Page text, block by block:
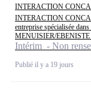
INTERACTION
INTERACTION
entreprise spécialisée
MENUISIER/EBENISTE
Intérim - Non
Publié il y a 19 jours